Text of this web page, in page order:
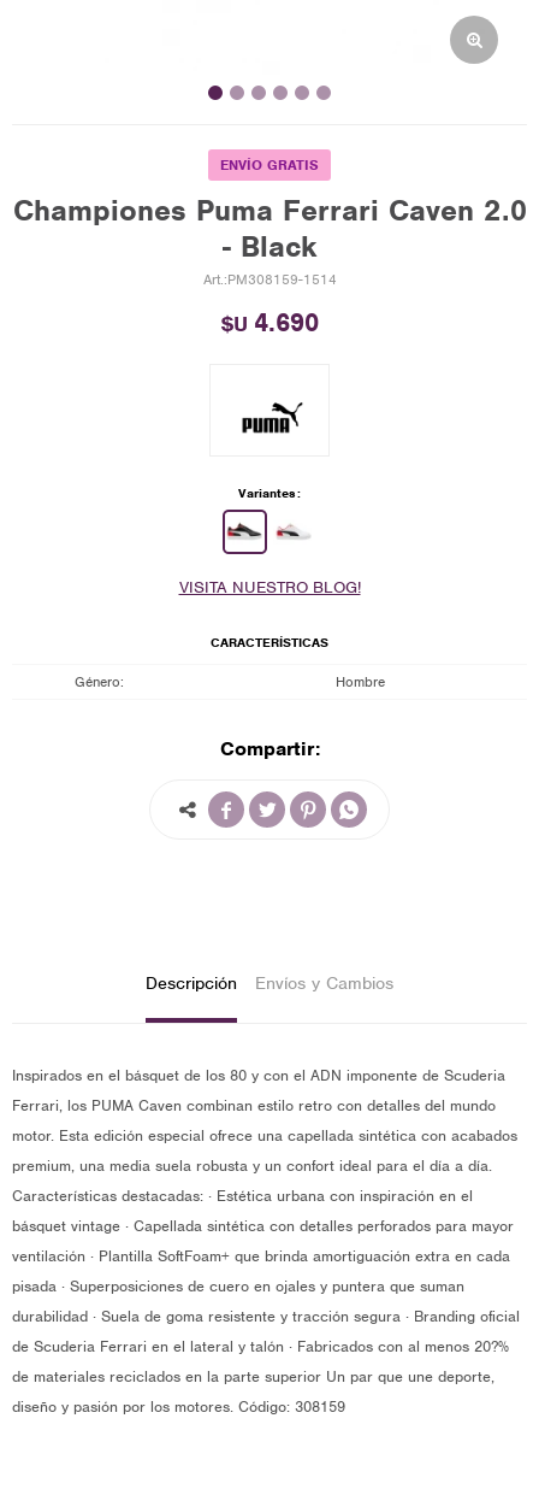
ENVÍO GRATIS
Championes Puma Ferrari Caven 2.0
- Black
PM308159-1514
$U 4.690
Variantes:
VISITA NUESTRO BLOG!
CARACTERÍSTICAS
Género Hombre
Compartir:
   
Descripción Envíos y Cambios
Inspirados en el básquet de los 80 y con el ADN imponente de Scuderia
Ferrari, los PUMA Caven combinan estilo retro con detalles del mundo
motor. Esta edición especial ofrece una capellada sintética con acabados
premium, una media suela robusta y un confort ideal para el día a día.
Características destacadas: · Estética urbana con inspiración en el
básquet vintage · Capellada sintética con detalles perforados para mayor
ventilación · Plantilla SoftFoam+ que brinda amortiguación extra en cada
pisada · Superposiciones de cuero en ojales y puntera que suman
durabilidad · Suela de goma resistente y tracción segura · Branding oficial
de Scuderia Ferrari en el lateral y talón · Fabricados con al menos 20?%
de materiales reciclados en la parte superior Un par que une deporte,
diseño y pasión por los motores. Código: 308159